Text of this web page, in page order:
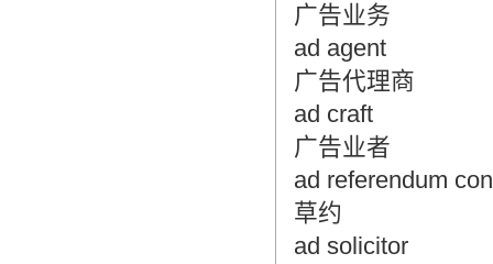
广告业务
ad agent
广告代理商
ad craft
广告业者
ad referendum
草约
ad solicitor